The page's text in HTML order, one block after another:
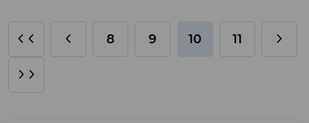
8 9 10 11